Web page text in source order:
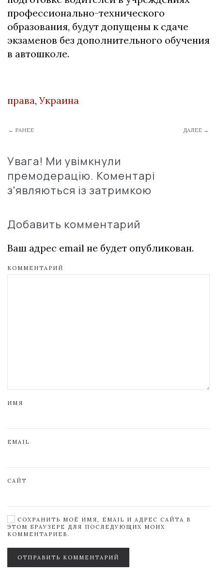
профессионально-технического
образования, будут допущены к сдаче
экзаменов без дополнительного обучения
в автошколе.
права,Украина
← РАНЕЕ ДАЛЕЕ →
Увага! Ми увімкнули
премодерацію. Коментарі
з'являються із затримкою
Добавить комментарий
Ваш адрес email не будет опубликован.
КОММЕНТАРИЙ
ИМЯ
EMAIL
САЙТ
СОХРАНИТЬ МОЁ ИМЯ, EMAIL И АДРЕС САЙТА В
ЭТОМ БРАУЗЕРЕ ДЛЯ ПОСЛЕДУЮЩИХ МОИХ
КОММЕНТАРИЕВ.
ОТПРАВИТЬ КОММЕНТАРИЙ